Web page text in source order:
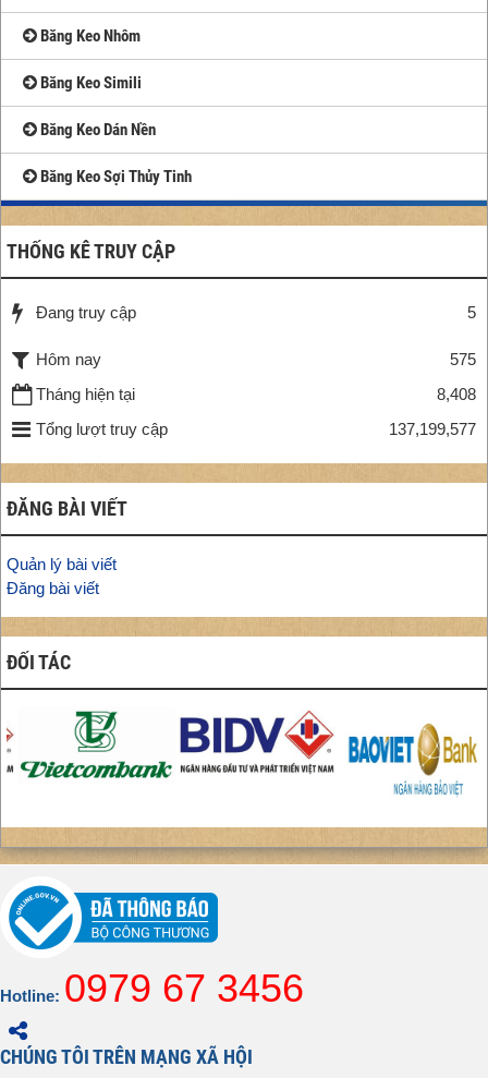
Băng Keo Nhôm
Băng Keo Simili
Băng Keo Dán Nền
Băng Keo Sợi Thủy Tinh
THỐNG KÊ TRUY CẬP
Đang truy cập 5
Hôm nay
575
Tháng hiện tại
8,408
Tổng lượt truy cập
137,199,577
ĐĂNG BÀI VIẾT
Quản lý bài viết
Đăng bài viết
ĐỐI TÁC
Hotline: 0979 67 3456
CHÚNG TÔI TRÊN MẠNG XÃ HỘI